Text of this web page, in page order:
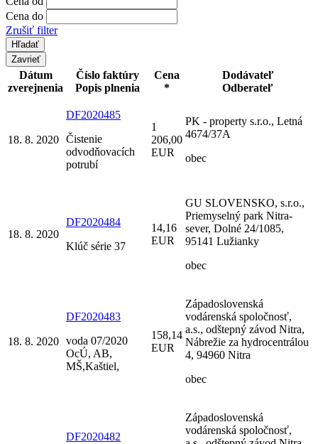
Cena do
Zrušiť filter
Zavrieť
Dátum
zverejnenia
Číslo faktúry
Popis plnenia
Cena
*
Dodávateľ
Odberateľ
18. 8. 2020
DF2020485
Čistenie
odvodňovacích
potrubí
1
206,00
EUR
PK - property s.r.o., Letná
4674/37A
obec
18. 8. 2020
DF2020484
Klúč série 37
14,16
EUR
GU SLOVENSKO, s.r.o.,
Priemyselný park Nitra-
sever, Dolné 24/1085,
95141 Lužianky
obec
18. 8. 2020
DF2020483
voda 07/2020
OcÚ, AB,
MŠ,Kaštiel,
158,14
EUR
Západoslovenská
vodárenská spoločnosť,
a.s., odštepný závod Nitra,
Nábrežie za hydrocentrálou
4, 94960 Nitra
obec
DF2020482
Západoslovenská
vodárenská spoločnosť,